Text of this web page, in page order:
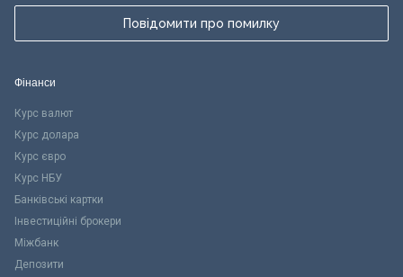
Повідомити про помилку
Фінанси
Курс валют
Курс долара
Курс євро
Курс НБУ
Банківські картки
Інвестиційні брокери
Міжбанк
Депозити